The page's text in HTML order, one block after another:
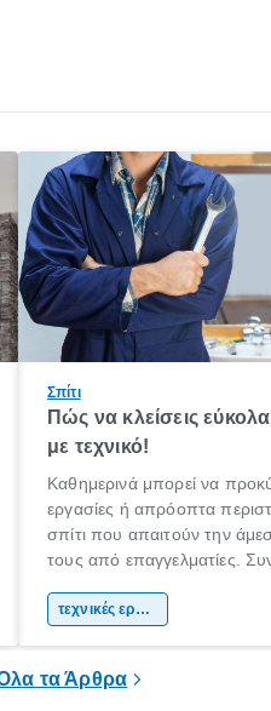
Σπίτι
Πώς να κλείσεις
με τεχνικό!
Καθημερινά μπορεί να
εργασίες ή απρόοπτα
σπίτι που απαιτούν την
τους από επαγγελματίες.
να τις επιδιορθώσεις μόνος
έναν πιστοποιημένο τεχνικό.
τεχνικές εργασίες
τα Άρθρα